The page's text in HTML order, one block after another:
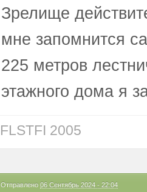
Зрелище
мне запомнится
225 метров
этажного дома я
FLSTFI 2005
Отправлено 06 Сентябрь 2024 - 22:04